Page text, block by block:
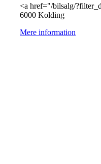
<a href="/bilsalg/
6000 Kolding
Mere information